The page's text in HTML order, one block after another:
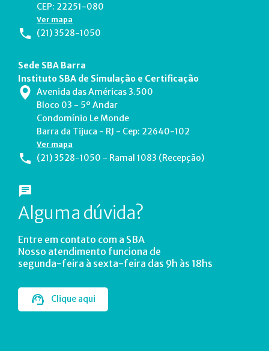
CEP: 22251-080
Ver mapa
(21) 3528-1050
Sede SBA Barra
Instituto SBA de Simulação e Certificação
Avenida das Américas 3.500
Bloco 03 - 5º Andar
Condomínio Le Monde
Barra da Tijuca - RJ - Cep: 22640-102
Ver mapa
(21) 3528-1050 - Ramal 1083 (Recepção)
Alguma dúvida?
Entre em contato com a SBA
Nosso atendimento funciona de
segunda-feira à sexta-feira das 9h às 18hs
Clique aqui